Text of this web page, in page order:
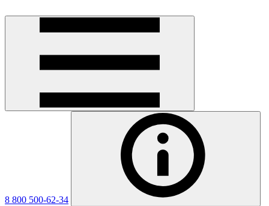
8 800 500-62-34